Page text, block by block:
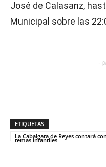
José de Calasanz,
Municipal sobre las
-
ETIQUETAS
La Cabalgata de Reyes contará
temas infantiles